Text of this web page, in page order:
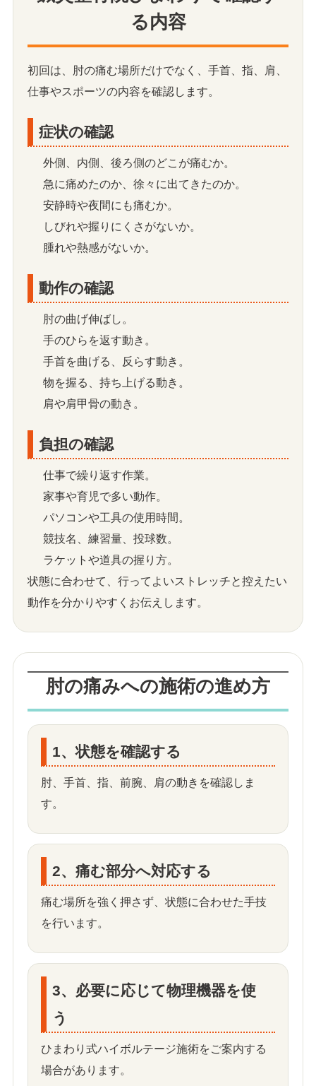
る内容
初回は、肘の痛む場所だけでなく、手首、指、肩、
仕事やスポーツの内容を確認します。
症状の確認
外側、内側、後ろ側のどこが痛むか。
急に痛めたのか、徐々に出てきたのか。
安静時や夜間にも痛むか。
しびれや握りにくさがないか。
腫れや熱感がないか。
動作の確認
肘の曲げ伸ばし。
手のひらを返す動き。
手首を曲げる、反らす動き。
物を握る、持ち上げる動き。
肩や肩甲骨の動き。
負担の確認
仕事で繰り返す作業。
家事や育児で多い動作。
パソコンや工具の使用時間。
競技名、練習量、投球数。
ラケットや道具の握り方。
状態に合わせて、行ってよいストレッチと控えたい
動作を分かりやすくお伝えします。
肘の痛みへの施術の進め方
1、状態を確認する
肘、手首、指、前腕、肩の動きを確認しま
す。
2、痛む部分へ対応する
痛む場所を強く押さず、状態に合わせた手技
を行います。
3、必要に応じて物理機器を使
う
ひまわり式ハイボルテージ施術をご案内する
場合があります。